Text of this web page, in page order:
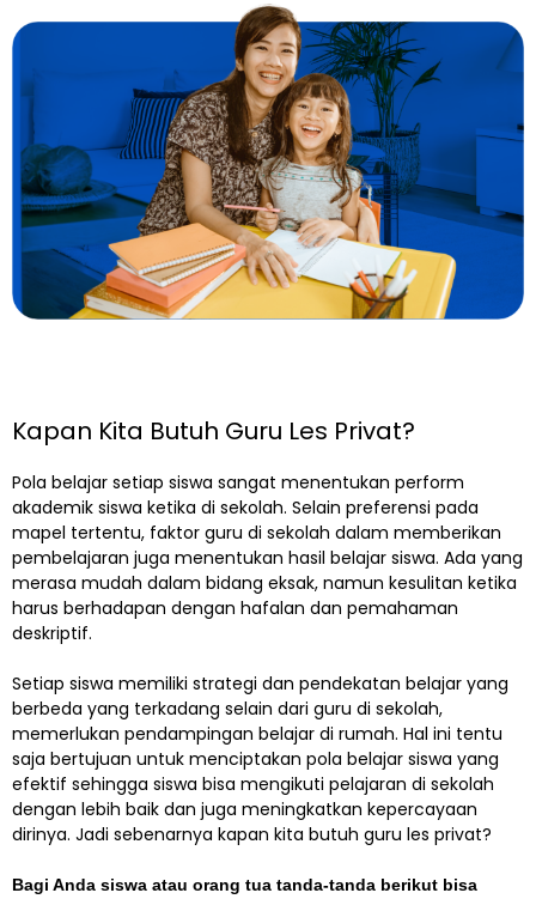
Kapan Kita Butuh Guru Les Privat?
Pola belajar setiap siswa sangat menentukan perform
akademik siswa ketika di sekolah. Selain preferensi pada
mapel tertentu, faktor guru di sekolah dalam memberikan
pembelajaran juga menentukan hasil belajar siswa. Ada yang
merasa mudah dalam bidang eksak, namun kesulitan ketika
harus berhadapan dengan hafalan dan pemahaman
deskriptif.
Setiap siswa memiliki strategi dan pendekatan belajar yang
berbeda yang terkadang selain dari guru di sekolah,
memerlukan pendampingan belajar di rumah. Hal ini tentu
saja bertujuan untuk menciptakan pola belajar siswa yang
efektif sehingga siswa bisa mengikuti pelajaran di sekolah
dengan lebih baik dan juga meningkatkan kepercayaan
dirinya. Jadi sebenarnya kapan kita butuh guru les privat?
Bagi Anda siswa atau orang tua tanda-tanda berikut bisa